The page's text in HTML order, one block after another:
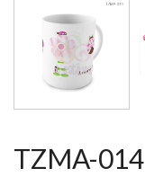
TZMA-014